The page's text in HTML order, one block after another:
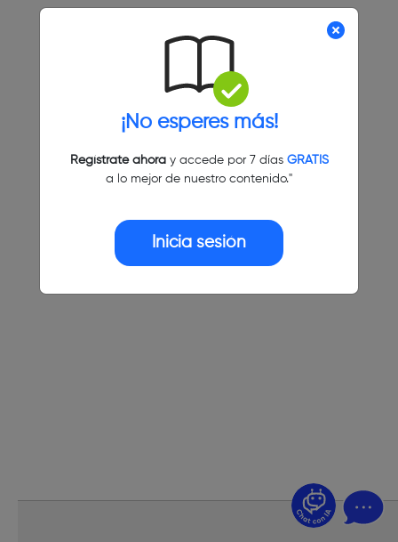
¡No esperes más!
Regístrate ahoray accede por 7 días GRATIS
a lo mejor de nuestro contenido."
Inicia sesión